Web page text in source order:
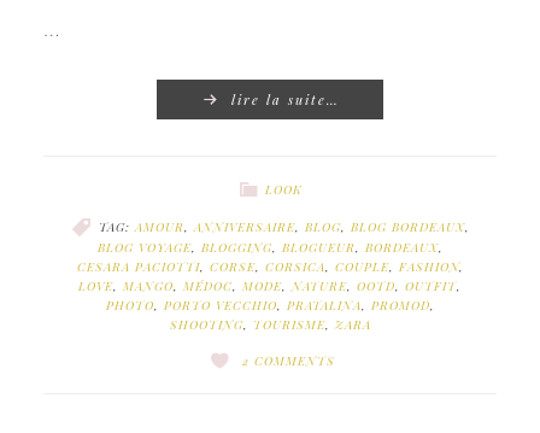
…
lire la suite…
LOOK
TAG: AMOUR ANNIVERSAIRE, BLOG, BLOG BORDEAUX,
BLOG VOYAGE, BLOGGING, BLOGUEUR BORDEAUX,
CESARA PACIOTTI, CORSE, CORSICA COUPLE, FASHION,
LOVE MANGO MÉDOC MODE NATURE OOTD OUTFIT
PHOTO
PORTO VECCHIO PRATALINA PROMOD
SHOOTING, TOURISME, ZARA
2 COMMENTS